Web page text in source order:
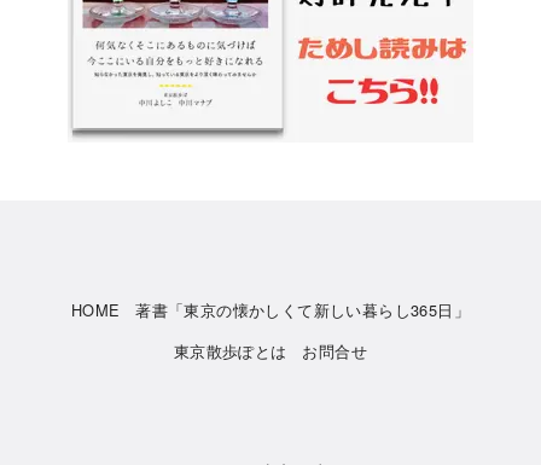
HOME
著書「東京の懐かしくて新しい暮らし365日」
東京散歩ぽとは
お問合せ